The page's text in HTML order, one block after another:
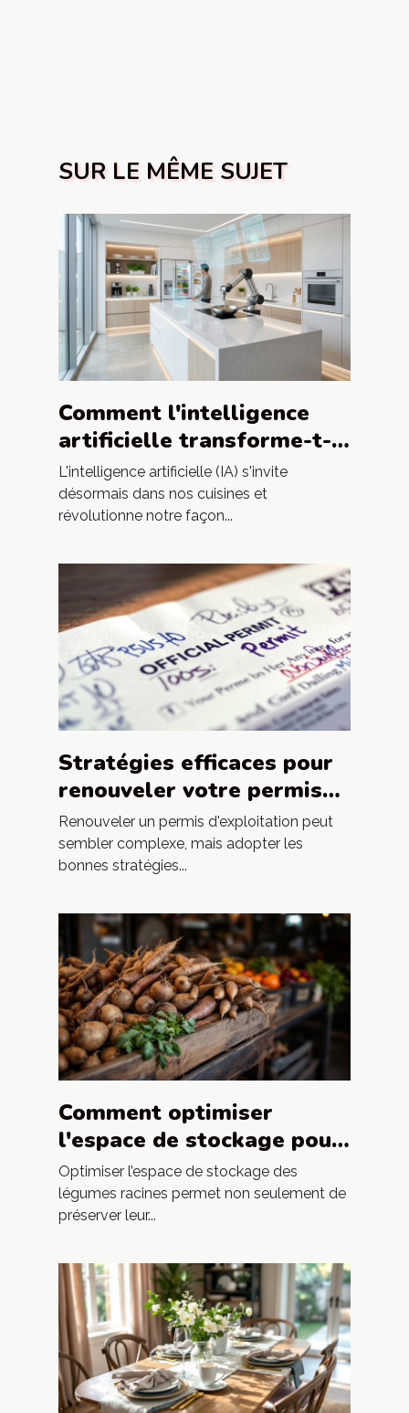
SUR LE MÊME SUJET
Comment l'intelligence
artificielle transforme-t-
elle nos cuisines ?
L'intelligence artificielle (IA) s'invite
désormais dans nos cuisines et
révolutionne notre façon...
Stratégies efficaces pour
renouveler votre permis
d'exploitation
Renouveler un permis d'exploitation peut
sembler complexe, mais adopter les
bonnes stratégies...
Comment optimiser
l'espace de stockage pour
les légumes racines ?
Optimiser l’espace de stockage des
légumes racines permet non seulement de
préserver leur...